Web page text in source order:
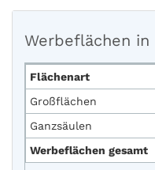
Werbeflächen in
Flächenart
Großflächen
Ganzsäulen
Werbeflächen gesamt